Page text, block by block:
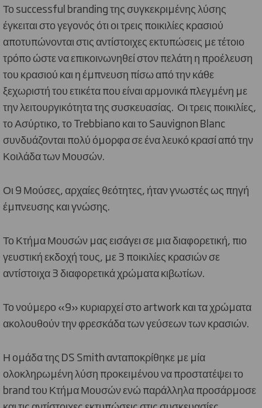
Το successful branding της συγκεκριμένης λύσης
έγκειται στο γεγονός ότι οι τρεις ποικιλίες κρασιού
αποτυπώνονται στις αντίστοιχες εκτυπώσεις με τέτοιο
τρόπο ώστε να επικοινωνηθεί στον πελάτη η προέλευση
του κρασιού και η έμπνευση πίσω από την κάθε
ξεχωριστή του ετικέτα που είναι αρμονικά πλεγμένη με
την λειτουργικότητα της συσκευασίας. Οι τρεις ποικιλίες,
το Ασύρτικο, το Trebbiano και το Sauvignon Blanc
συνδυάζονται πολύ όμορφα σε ένα λευκό κρασί από την
Κοιλάδα των Μουσών.
Οι 9 Μούσες, αρχαίες θεότητες, ήταν γνωστές ως πηγή
έμπνευσης και γνώσης.
Το Κτήμα Μουσών μας εισάγει σε μια διαφορετική, πιο
γευστική εκδοχή τους, με 3 ποικιλίες κρασιών σε
αντίστοιχα 3 διαφορετικά χρώματα κιβωτίων.
Το νούμερο «9» κυριαρχεί στο artwork και τα χρώματα
ακολουθούν την φρεσκάδα των γεύσεων των κρασιών.
Η ομάδα της DS Smith ανταποκρίθηκε με μία
ολοκληρωμένη λύση προκειμένου να προστατέψει το
brand του Κτήμα Μουσών ενώ παράλληλα προσάρμοσε